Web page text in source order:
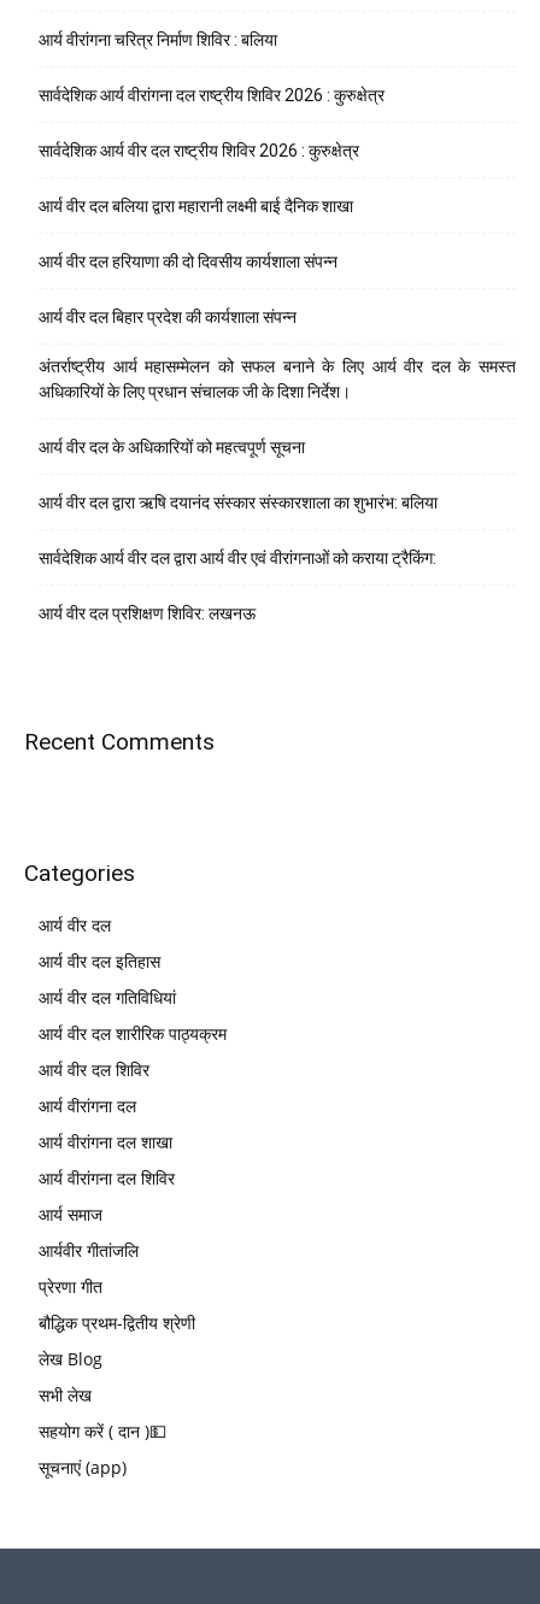
आर्य वीरांगना चरित्र निर्माण शिविर : बलिया
सार्वदेशिक आर्य वीरांगना दल राष्ट्रीय शिविर 2026 : कुरुक्षेत्र
सार्वदेशिक आर्य वीर दल राष्ट्रीय शिविर 2026 : कुरुक्षेत्र
आर्य वीर दल बलिया द्वारा महारानी लक्ष्मी बाई दैनिक शाखा
आर्य वीर दल हरियाणा की दो दिवसीय कार्यशाला संपन्न
आर्य वीर दल बिहार प्रदेश की कार्यशाला संपन्न
अंतर्राष्ट्रीय आर्य महासम्मेलन को सफल बनाने के लिए आर्य वीर दल के समस्त
अधिकारियों के लिए प्रधान संचालक जी के दिशा निर्देश।
आर्य वीर दल के अधिकारियों को महत्वपूर्ण सूचना
आर्य वीर दल द्वारा ऋषि दयानंद संस्कार संस्कारशाला का शुभारंभ: बलिया
सार्वदेशिक आर्य वीर दल द्वारा आर्य वीर एवं वीरांगनाओं को कराया ट्रैकिंग:
आर्य वीर दल प्रशिक्षण शिविर: लखनऊ
Recent Comments
Categories
आर्य वीर दल
आर्य वीर दल इतिहास
आर्य वीर दल गतिविधियां
आर्य वीर दल शारीरिक पाठ्यक्रम
आर्य वीर दल शिविर
आर्य वीरांगना दल
आर्य वीरांगना दल शाखा
आर्य वीरांगना दल शिविर
आर्य समाज
आर्यवीर गीतांजलि
प्रेरणा गीत
बौद्धिक प्रथम-द्वितीय श्रेणी
लेख Blog
सभी लेख
सहयोग करें ( दान )💵
सूचनाएं (app)